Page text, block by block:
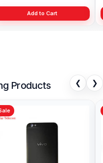
Add to Cart
Products ❮ ❯
Y11 Backshell Price in
৳ 900.00